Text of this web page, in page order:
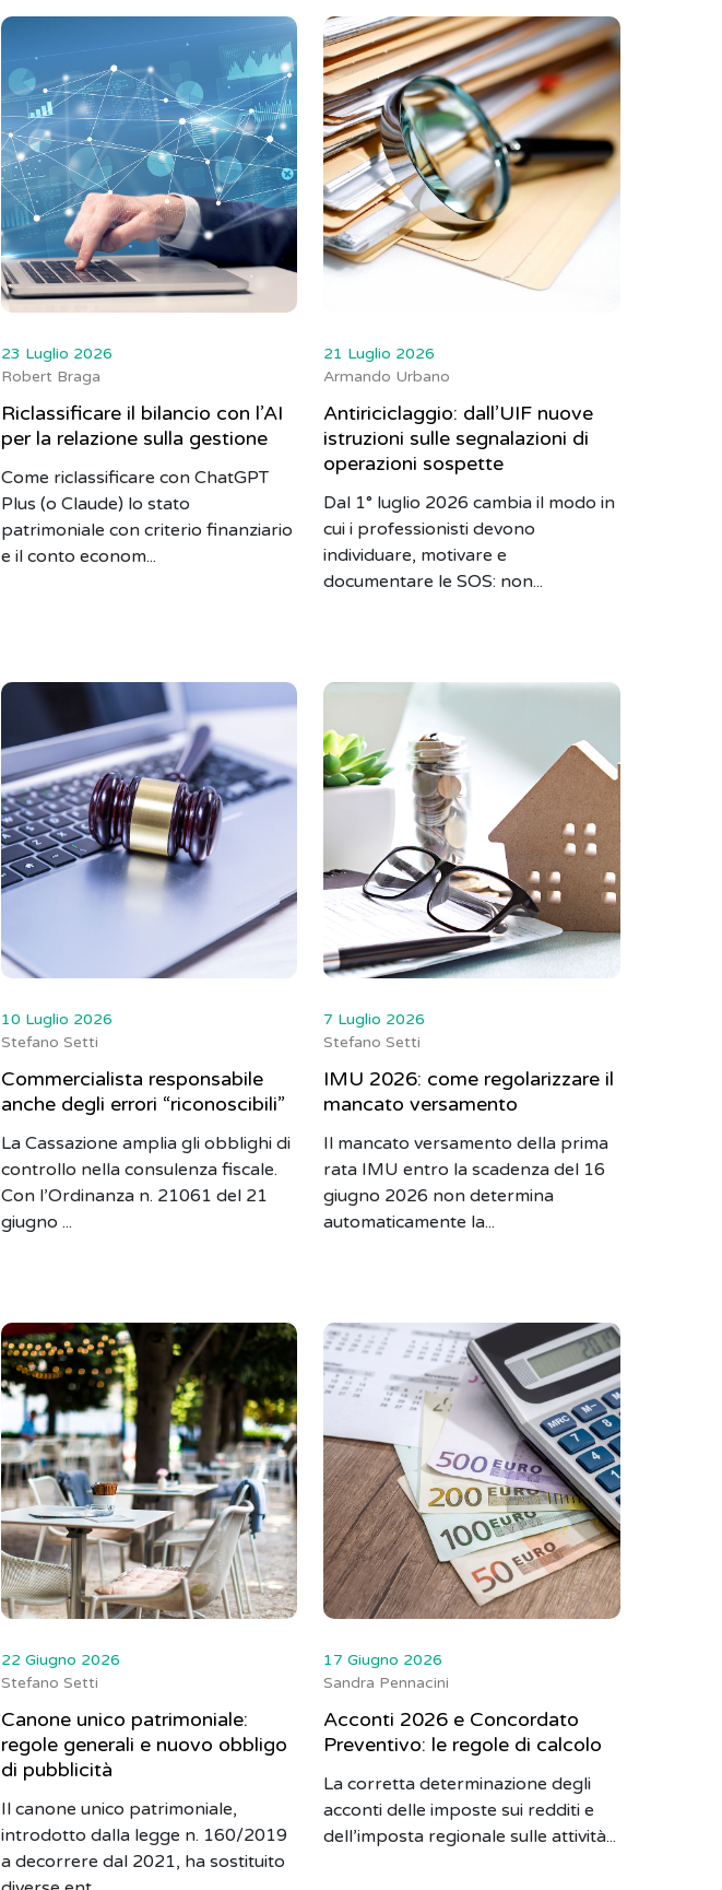
23 Luglio 2026
Robert Braga
Riclassificare il bilancio con l’AI
per la relazione sulla gestione
Come riclassificare con ChatGPT
Plus (o Claude) lo stato
patrimoniale con criterio finanziario
e il conto econom...
21 Luglio 2026
Armando Urbano
Antiriciclaggio: dall’UIF nuove
istruzioni sulle segnalazioni di
operazioni sospette
Dal 1° luglio 2026 cambia il modo in
cui i professionisti devono
individuare, motivare e
documentare le SOS: non...
10 Luglio 2026
Stefano Setti
Commercialista responsabile
anche degli errori “riconoscibili”
La Cassazione amplia gli obblighi di
controllo nella consulenza fiscale.
Con l’Ordinanza n. 21061 del 21
giugno ...
7 Luglio 2026
Stefano Setti
IMU 2026: come regolarizzare il
mancato versamento
Il mancato versamento della prima
rata IMU entro la scadenza del 16
giugno 2026 non determina
automaticamente la...
22 Giugno 2026
Stefano Setti
Canone unico patrimoniale:
regole generali e nuovo obbligo
di pubblicità
Il canone unico patrimoniale,
introdotto dalla legge n. 160/2019
a decorrere dal 2021, ha sostituito
17 Giugno 2026
Sandra Pennacini
Acconti 2026 e Concordato
Preventivo: le regole di calcolo
La corretta determinazione degli
acconti delle imposte sui redditi e
dell’imposta regionale sulle attività...